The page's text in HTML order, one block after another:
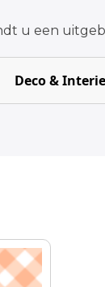
u een
Deco &